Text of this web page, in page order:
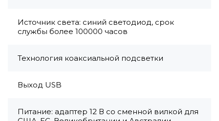
Источник света: синий светодиод, срок
службы более 100000 часов
Технология коаксиальной подсветки
Выход USB
Питание: адаптер 12 В со сменной вилкой для